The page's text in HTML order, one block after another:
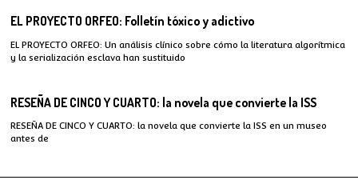
EL PROYECTO ORFEO: Folletín tóxico y adictivo
EL PROYECTO ORFEO: Un análisis clínico sobre cómo la literatura algorítmica
y la serialización esclava han sustituido
RESEÑA DE CINCO Y CUARTO: la novela que convierte la ISS
RESEÑA DE CINCO Y CUARTO: la novela que convierte la ISS en un museo
antes de